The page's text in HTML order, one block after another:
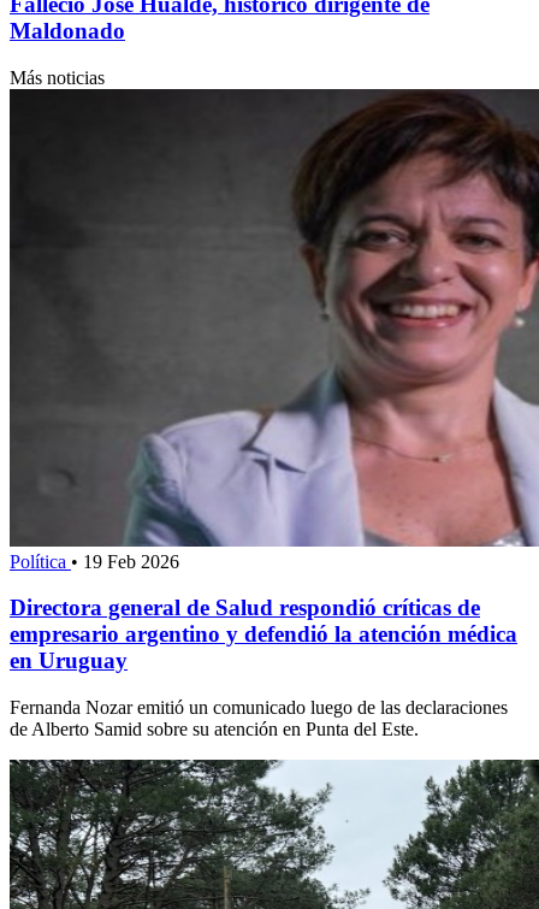
Maldonado
Más noticias
Política • 19 Feb 2026
Directora general de Salud respondió críticas de
empresario argentino y defendió la atención médica
en Uruguay
Fernanda Nozar emitió un comunicado luego de las declaraciones
de Alberto Samid sobre su atención en Punta del Este.